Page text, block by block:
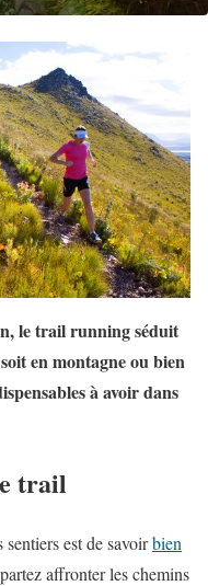
le trail running séduit
en montagne ou bien
à avoir dans
trail
est de savoirbien
affronter les chemins